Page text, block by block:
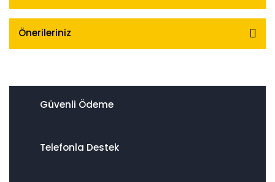
Önerileriniz
Güvenli Ödeme
Telefonla Destek